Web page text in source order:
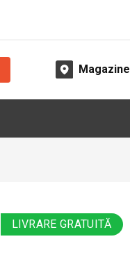
Magazine
LIVRARE GRATUITĂ